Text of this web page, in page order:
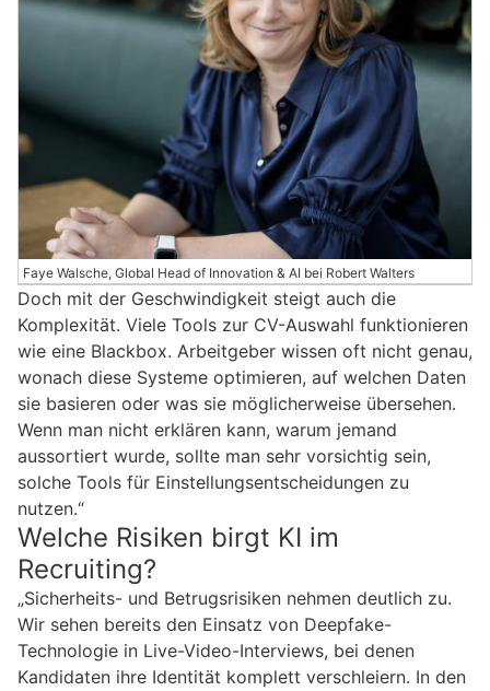
Faye Walsche, Global Head of Innovation & AI bei Robert Walters
Doch mit der Geschwindigkeit steigt auch die
Komplexität. Viele Tools zur CV-Auswahl funktionieren
wie eine Blackbox. Arbeitgeber wissen oft nicht genau,
wonach diese Systeme optimieren, auf welchen Daten
sie basieren oder was sie möglicherweise übersehen.
Wenn man nicht erklären kann, warum jemand
aussortiert wurde, sollte man sehr vorsichtig sein,
solche Tools für Einstellungsentscheidungen zu
nutzen.“
Welche Risiken birgt KI im
Recruiting?
„Sicherheits- und Betrugsrisiken nehmen deutlich zu.
Wir sehen bereits den Einsatz von Deepfake-
Technologie in Live-Video-Interviews, bei denen
Kandidaten ihre Identität komplett verschleiern. In den